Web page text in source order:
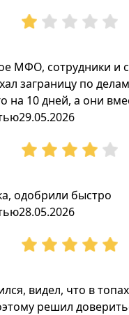
МФО, сотрудники и
заграницу по
на 10 дней, а они
29.05.2026
одобрили быстро
28.05.2026
видел, что в
решил